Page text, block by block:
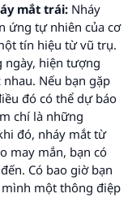
mắt trái: Nháy
ứng tự nhiên của cơ
tín hiệu từ vũ trụ.
ngày, hiện tượng
Nếu bạn gặp
đó có thể dự báo
chí là những
đó, nháy mắt từ
may mắn, bạn có
Có bao giờ bạn
một thông điệp